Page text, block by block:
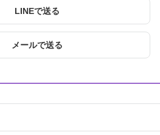
LINEで送る
メールで送る